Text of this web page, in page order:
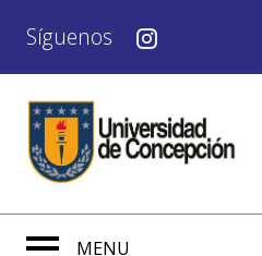
Síguenos
MENU